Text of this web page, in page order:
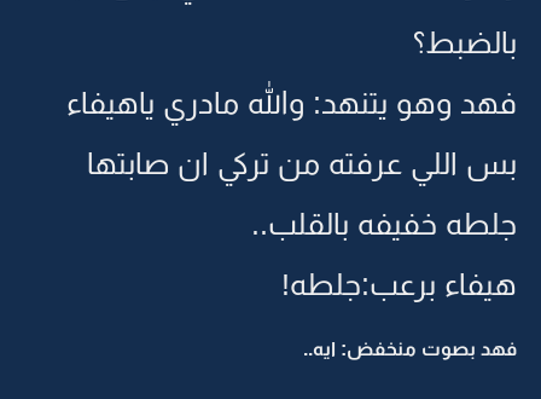
بالضبط؟
فهد وهو يتنهد: والله مادري ياهيفاء
بس اللي عرفته من تركي ان صابتها
جلطه خفيفه بالقلب..
هيفاء برعب:جلطه!
فهد بصوت منخفض: ايه..